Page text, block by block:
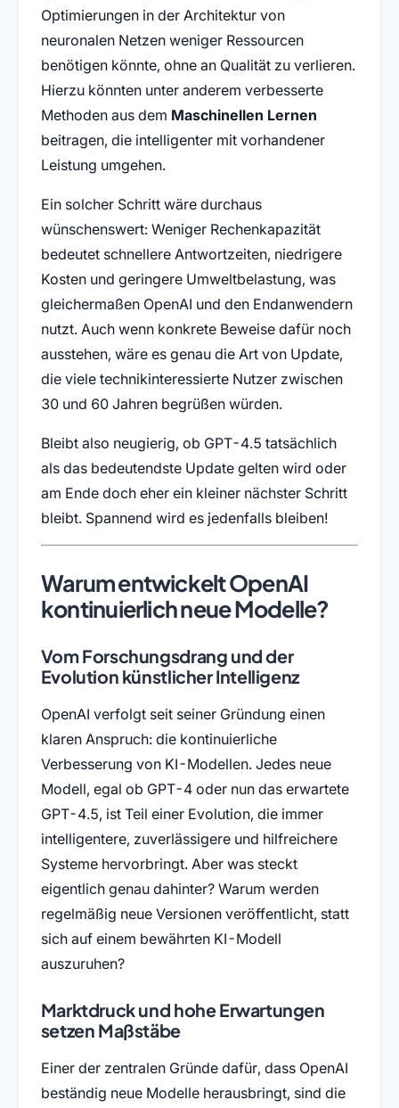
Optimierungen in der Architektur von
neuronalen Netzen weniger Ressourcen
benötigen könnte, ohne an Qualität zu verlieren.
Hierzu könnten unter anderem verbesserte
Methoden aus dem Maschinellen Lernen
beitragen, die intelligenter mit vorhandener
Leistung umgehen.
Ein solcher Schritt wäre durchaus
wünschenswert: Weniger Rechenkapazität
bedeutet schnellere Antwortzeiten, niedrigere
Kosten und geringere Umweltbelastung, was
gleichermaßen OpenAI und den Endanwendern
nutzt. Auch wenn konkrete Beweise dafür noch
ausstehen, wäre es genau die Art von Update,
die viele technikinteressierte Nutzer zwischen
30 und 60 Jahren begrüßen würden.
Bleibt also neugierig, ob GPT-4.5 tatsächlich
als das bedeutendste Update gelten wird oder
am Ende doch eher ein kleiner nächster Schritt
bleibt. Spannend wird es jedenfalls bleiben!
Warum entwickelt OpenAI
kontinuierlich neue Modelle?
Vom Forschungsdrang und der
Evolution künstlicher Intelligenz
OpenAI verfolgt seit seiner Gründung einen
klaren Anspruch: die kontinuierliche
Verbesserung von KI-Modellen. Jedes neue
Modell, egal ob GPT-4 oder nun das erwartete
GPT-4.5, ist Teil einer Evolution, die immer
intelligentere, zuverlässigere und hilfreichere
Systeme hervorbringt. Aber was steckt
eigentlich genau dahinter? Warum werden
regelmäßig neue Versionen veröffentlicht, statt
sich auf einem bewährten KI-Modell
auszuruhen?
Marktdruck und hohe Erwartungen
setzen Maßstäbe
Einer der zentralen Gründe dafür, dass OpenAI
beständig neue Modelle herausbringt, sind die